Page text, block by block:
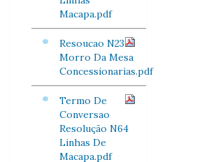
Macapa.pdf
Resoucao N23
Morro Da Mesa
Concessionarias.pdf
Termo De
Conversao
Resolução N64
Linhas De
Macapa.pdf